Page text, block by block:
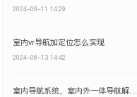
2024-06-11 14:29
室内vr导航加定位怎么实现
2024-06-13 14:42
室内导航系统，室内外一体导航解决方案